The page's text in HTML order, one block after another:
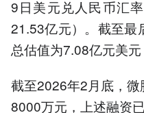
9日美元兑人民币汇
21.53亿元）。截至最
总估值为7.08亿元美元
截至2026年2月底，
8000万元，上述融资